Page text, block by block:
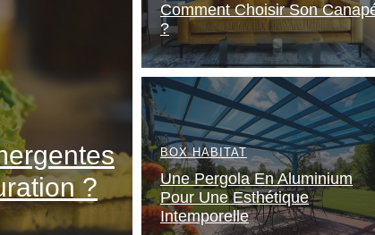
?
Comment Choisir Son
?
BOX HABITAT
Une Pergola En Aluminium
Pour Une Esthétique
Intemporelle